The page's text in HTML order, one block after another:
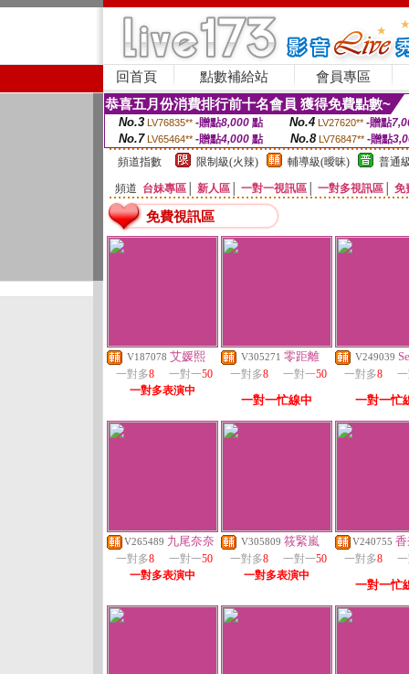
回首頁 點數補給站 會員專區
恭喜五月份消費排行前十名會員 獲得免費點數~
No.3 LV76835** -贈點8,000點 No.4 LV27620** -贈點
No.7 LV65464** -贈點4,000 點 No.8 LV76847** -贈點
頻道指數
限制級(火辣) 輔導級(曖昧) 普通
頻道 台妹專區 新人區 一對一視訊區 一對多視訊區 免
免費視訊區
V187078 艾媛熙
一對多8 一對一50
一對多表演中
V305271 零距離
一對多8 一對一50
一對一忙線中
V249039
一對多8
一對一忙
V265489 九尾奈奈
一對多8 一對一50
一對多表演中
V305809 筱緊嵐
一對多8 一對一50
一對多表演中
V240755
一對多8
一對一忙